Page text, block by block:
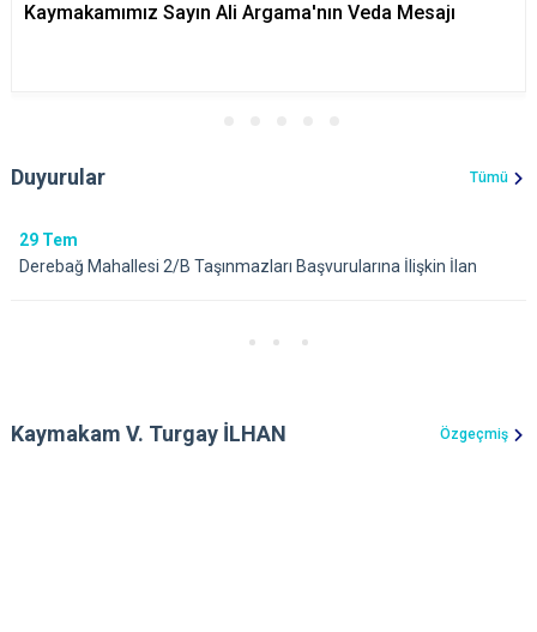
Kaymakamımız Sayın Ali Argama'nın Veda Mesajı
Duyurular Tümü
29 Tem
Derebağ Mahallesi 2/B Taşınmazları Başvurularına İlişkin İlan
Kaymakam V. Turgay İLHAN Özgeçmiş